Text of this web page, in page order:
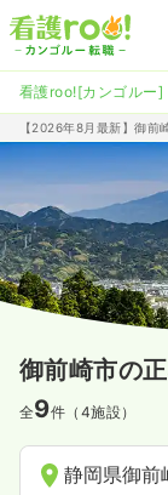
看護roo![カンゴルー]
【2026年8月最新】御前
御前崎市の
全9件（4施設）
静岡県御前